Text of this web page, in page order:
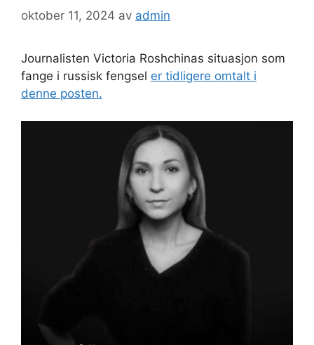
oktober 11, 2024 av admin
Journalisten Victoria Roshchinas situasjon som
fange i russisk fengsel er tidligere omtalt i
denne posten.